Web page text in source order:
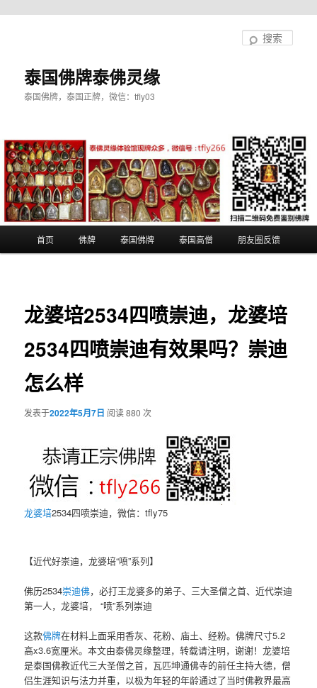
泰国佛牌泰佛灵缘
泰国佛牌，泰国正牌，微信：tfly03
首页 佛牌 泰国佛牌 泰国高僧 朋友圈反馈
龙婆培2534四喷崇迪，龙婆培
2534四喷崇迪有效果吗？崇迪
怎么样
发表于2022年5月7日 阅读 880 次
龙婆培2534四喷崇迪，微信：tfly75
【近代好崇迪，龙婆培“喷”系列】
佛历2534崇迪佛，必打王龙婆多的弟子、三大圣僧之首、近代崇迪
第一人，龙婆培， “喷”系列崇迪
这款佛牌在材料上面采用香灰、花粉、庙土、经粉。佛牌尺寸5.2
高x3.6宽厘米。本文由泰佛灵缘整理，转载请注明，谢谢！龙婆培
是泰国佛教近代三大圣僧之首，瓦匹坤通佛寺的前任主持大德，僧
侣生涯知识与法力并重，以极为年轻的年龄通过了当时佛教界最高